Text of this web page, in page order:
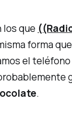
los que
forma
el
.